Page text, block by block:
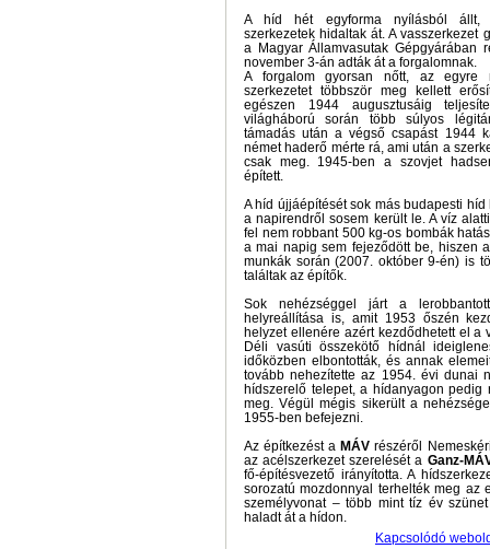
A híd hét egyforma nyílásból állt,
szerkezetek hidaltak át. A vasszerkezet
a Magyar Államvasutak Gépgyárában
november 3-án adták át a forgalomnak.
A forgalom gyorsan nőtt, az egyre
szerkezetet többször meg kellett
egészen 1944 augusztusáig
világháború során több súlyos
támadás után a végső csapást 1944
német haderő mérte rá, ami után a
csak meg. 1945-ben a szovjet
épített.
A híd újjáépítését sok más budapesti
a napirendről sosem került le. A víz
fel nem robbant 500 kg-os bombák
a mai napig sem fejeződött be, hiszen
munkák során (2007. október 9-én) is
találtak az építők.
Sok nehézséggel járt a
helyreállítása is, amit 1953 őszén
helyzet ellenére azért kezdődhetett el a
Déli vasúti összekötő hídnál
időközben elbontották, és annak
tovább nehezítette az 1954. évi dunai
hídszerelő telepet, a hídanyagon pedig
meg. Végül mégis sikerült a
1955-ben befejezni.
Az építkezést a MÁV részéről
az acélszerkezet szerelését a Ganz-
fő-építésvezető irányította. A
sorozatú mozdonnyal terhelték meg az
személyvonat – több mint tíz év
haladt át a hídon.
Kapcsolódó